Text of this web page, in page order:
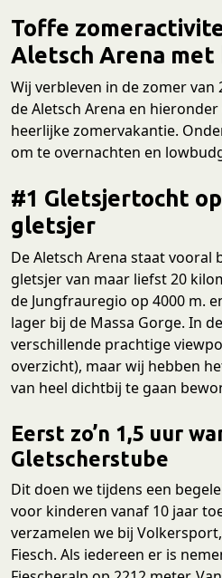
Toffe
Aletsch Arena met
Wij verbleven in de zomer van
de Aletsch Arena en
heerlijke zomervakantie.
om te overnachten en
#1 Gletsjertocht
gletsjer
De Aletsch Arena staat vooral
gletsjer van maar liefst 20
de Jungfrauregio op 4000 m.
lager bij de Massa Gorge. In
verschillende prachtige
overzicht), maar wij hebben
van heel dichtbij te gaan
Eerst zo’n 1,5 uur
Gletscherstube
Dit doen we tijdens een
voor kinderen vanaf 10 jaar
verzamelen we bij
Fiesch. Als iedereen er is